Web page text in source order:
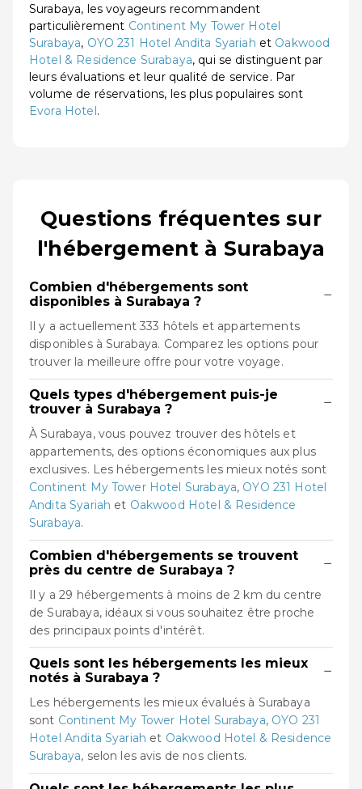
Surabaya, les voyageurs recommandent
particulièrement Continent My Tower Hotel
Surabaya, OYO 231 Hotel Andita Syariah et Oakwood
Hotel & Residence Surabaya, qui se distinguent par
leurs évaluations et leur qualité de service. Par
volume de réservations, les plus populaires sont
Evora Hotel.
Questions fréquentes sur
l'hébergement à Surabaya
Combien d'hébergements sont
disponibles à Surabaya ?
−
Il y a actuellement 333 hôtels et appartements
disponibles à Surabaya. Comparez les options pour
trouver la meilleure offre pour votre voyage.
Quels types d'hébergement puis-je
trouver à Surabaya ?
−
À Surabaya, vous pouvez trouver des hôtels et
appartements, des options économiques aux plus
exclusives. Les hébergements les mieux notés sont
Continent My Tower Hotel Surabaya, OYO 231 Hotel
Andita Syariah et Oakwood Hotel & Residence
Surabaya.
Combien d'hébergements se trouvent
près du centre de Surabaya ?
−
Il y a 29 hébergements à moins de 2 km du centre
de Surabaya, idéaux si vous souhaitez être proche
des principaux points d'intérêt.
Quels sont les hébergements les mieux
notés à Surabaya ?
−
Les hébergements les mieux évalués à Surabaya
sont Continent My Tower Hotel Surabaya, OYO 231
Hotel Andita Syariah et Oakwood Hotel & Residence
Surabaya, selon les avis de nos clients.